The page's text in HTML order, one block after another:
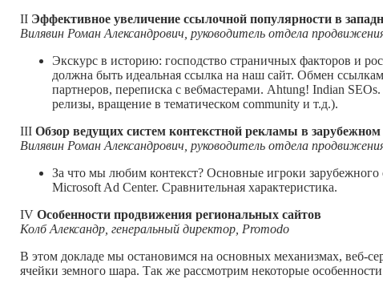
II Эффективное увеличение ссылочной популярности в
Вилявин Роман Александрович, руководитель отдела
Экскурс в историю: господство страничных факторов и
должна быть идеальная ссылка на наш сайт. Обмен
партнеров, переписка с вебмастерами. Ahtung! Indian
релизы, вращение в тематическом community и т.д.).
III Обзор ведущих систем контекстной рекламы в
Вилявин Роман Александрович, руководитель отдела
За что мы любим контекст? Основные игроки
Microsoft Ad Center. Сравнительная характеристика.
IV Особенности продвижения региональных сайтов
Колб Александр, генеральный директор, Promodo
В этом докладе мы остановимся на основных механизмах, веб-
ячейки земного шара. Так же рассмотрим некоторые